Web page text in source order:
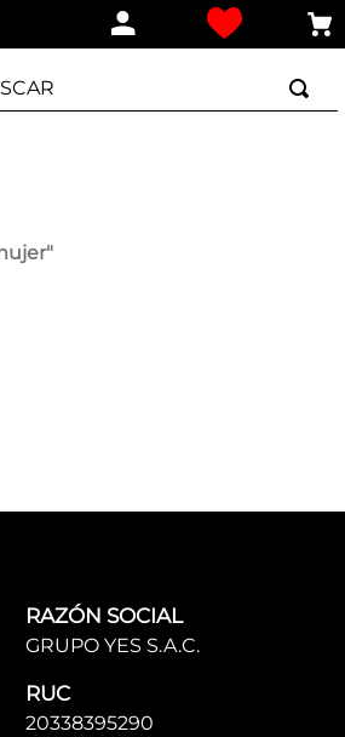
"
RAZÓN SOCIAL
GRUPO YES S.A.C.
RUC
20338395290